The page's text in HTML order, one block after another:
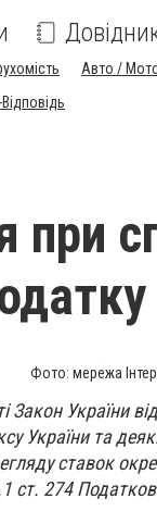
Авто /
Фото: мережа
Закон України
України та
ставок
ст. 274